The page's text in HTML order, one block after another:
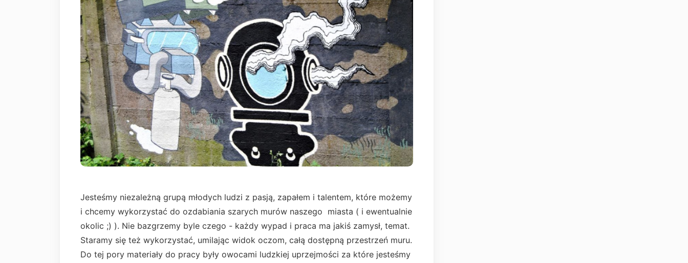
Jesteśmy niezależną grupą młodych ludzi z pasją, zapałem i talentem, które możemy
i chcemy wykorzystać do ozdabiania szarych murów naszego miasta ( i ewentualnie
okolic ;) ). Nie bazgrzemy byle czego - każdy wypad i praca ma jakiś zamysł, temat.
Staramy się też wykorzystać, umilając widok oczom, całą dostępną przestrzeń muru.
Do tej pory materiały do pracy były owocami ludzkiej uprzejmości za które jesteśmy